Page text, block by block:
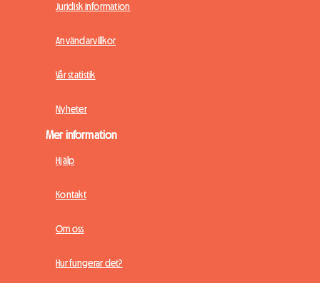
Juridisk information
Användarvillkor
Vår statistik
Nyheter
Mer information
Hjälp
Kontakt
Om oss
Hur fungerar det?